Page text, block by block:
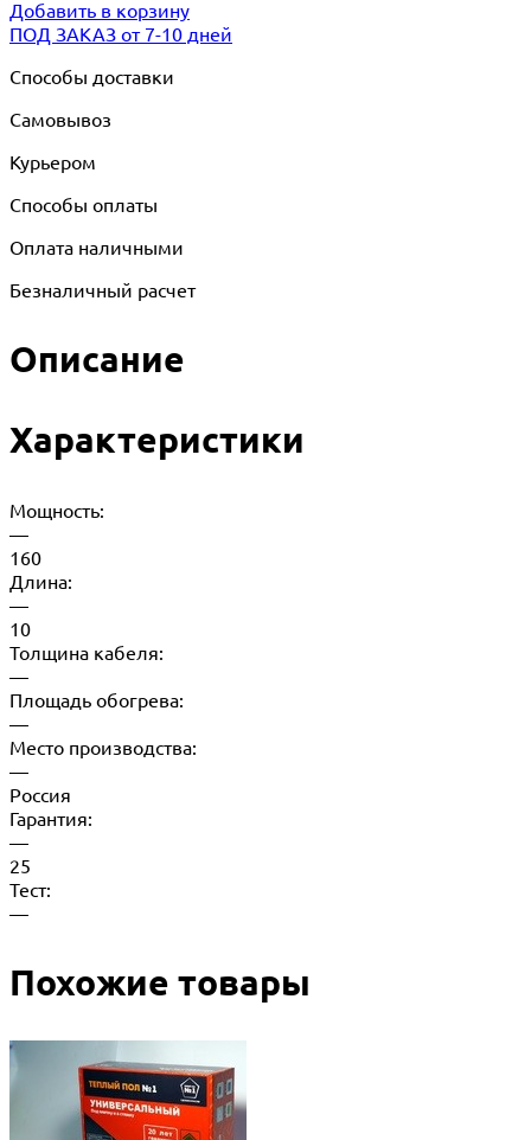
Добавить в корзину
ПОД ЗАКАЗ от 7-10 дней
Способы доставки
Самовывоз
Курьером
Способы оплаты
Оплата наличными
Безналичный расчет
Описание
Характеристики
Мощность:
—
160
Длина:
—
10
Толщина кабеля:
—
Площадь обогрева:
—
Место производства:
—
Россия
Гарантия:
—
25
Тест:
—
Похожие товары